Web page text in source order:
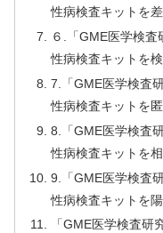
性病検査キットを
６.「GME医学検
性病検査キットを
7.「GME医学検査
性病検査キットを
8.「GME医学検査
性病検査キットを
9.「GME医学検査
性病検査キットを
「GME医学検査研